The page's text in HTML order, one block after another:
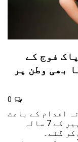
فوج کے
7سالہ بیٹا بھی وطن پر
اقدام کے باعث
پاک فوج کے افسر لیفٹیننٹ کرنل ظہیر کے 7 سالہ
گئے۔